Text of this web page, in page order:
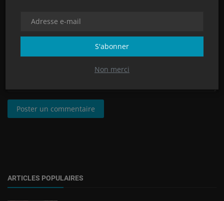
S'abonner
Non merci
Comment
Poster un commentaire
ARTICLES POPULAIRES